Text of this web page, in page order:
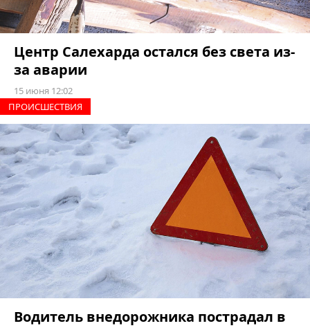
Центр Салехарда остался без света из-
за аварии
15 июня 12:02
ПРОИCШЕСТВИЯ
Водитель внедорожника пострадал в